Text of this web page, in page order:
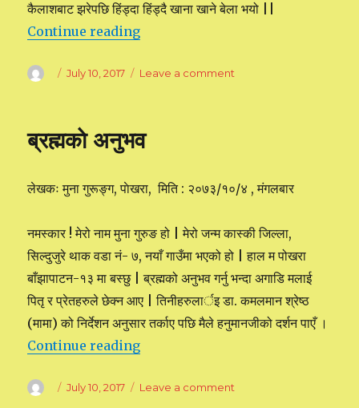
कैलाशबाट झरेपछि हिंड्दा हिंड्दै खाना खाने बेला भयो ||
Continue reading
Author
Posted
July 10, 2017 Leave a comment
ब्रह्मकाे अनुभव
लेखकः मुना गुरूङ्ग, पाेखरा, मिति : २०७३/१०/४ , मंगलबार
नमस्कार ! मेरो नाम मुना गुरुङ हो | मेरो जन्म कास्की जिल्ला,
सिल्दुजुरे थाक वडा नं- ७, नयाँ गाउँमा भएको हो | हाल म पोखरा
बाँझापाटन-१३ मा बस्छु | ब्रह्मको अनुभव गर्नु भन्दा अगाडि मलाई
पितृ र प्रेतहरुले छेक्न आए | तिनीहरुलार्इ डा. कमलमान श्रेष्ठ
(मामा) को निर्देशन अनुसार तर्काए पछि मैले हनुमानजीको दर्शन पाएँ ।
Continue reading
Author
Posted
July 10, 2017 Leave a comment